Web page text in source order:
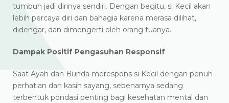
tumbuh jadi dirinya sendiri. Dengan begitu, si Kecil akan
lebih percaya diri dan bahagia karena merasa dilihat,
didengar, dan dimengerti oleh orang tuanya.
Dampak Positif Pengasuhan Responsif
Saat Ayah dan Bunda merespons si Kecil dengan penuh
perhatian dan kasih sayang, sebenarnya sedang
terbentuk pondasi penting bagi kesehatan mental dan